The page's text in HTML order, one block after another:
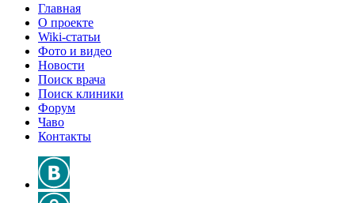
Главная
О проекте
Wiki-статьи
Фото и видео
Новости
Поиск врача
Поиск клиники
Форум
Чаво
Контакты